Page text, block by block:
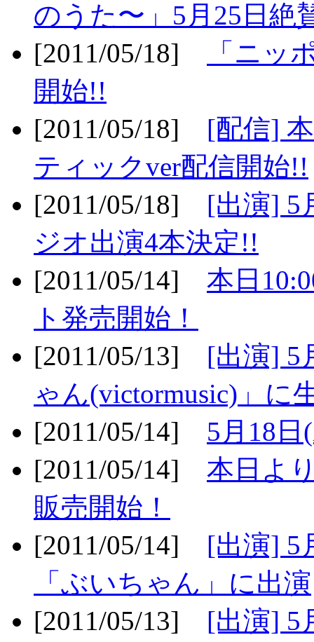
のうた〜」5月25日絶
[2011/05/18]
「ニッ
開始!!
[2011/05/18] [配信]
ティックver配信開始!!
[2011/05/18] [出演] 5
ジオ出演4本決定!!
[2011/05/14] 本日
ト発売開始！
[2011/05/13] [出演] 5
ゃん(victormusic)」に
[2011/05/14] 5月18
[2011/05/14] 本日よ
販売開始！
[2011/05/14] [出演] 5
「ぶいちゃん」に出演
[2011/05/13] [出演] 5